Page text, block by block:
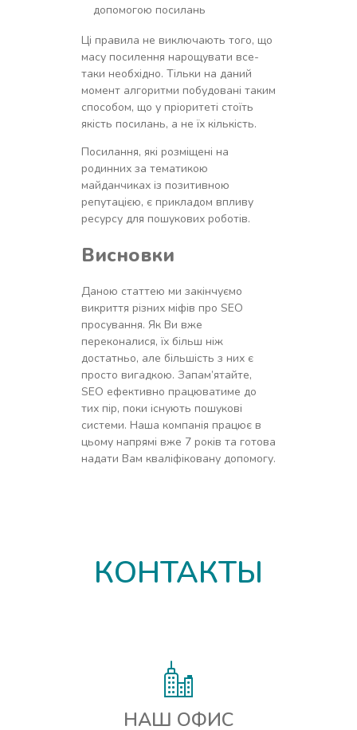
допомогою посилань
Ці правила не виключають того, що
масу посилення нарощувати все-
таки необхідно. Тільки на даний
момент алгоритми побудовані таким
способом, що у пріоритеті стоїть
якість посилань, а не їх кількість.
Посилання, які розміщені на
родинних за тематикою
майданчиках із позитивною
репутацією, є прикладом впливу
ресурсу для пошукових роботів.
Висновки
Даною статтею ми закінчуємо
викриття різних міфів про SEO
просування. Як Ви вже
переконалися, їх більш ніж
достатньо, але більшість з них є
просто вигадкою. Запам’ятайте,
SEO ефективно працюватиме до
тих пір, поки існують пошукові
системи. Наша компанія працює в
цьому напрямі вже 7 років та готова
надати Вам кваліфіковану допомогу.
КОНТАКТЫ
НАШ ОФИС